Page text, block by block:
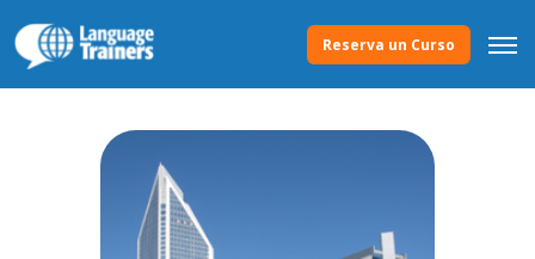
Reserva un Curso